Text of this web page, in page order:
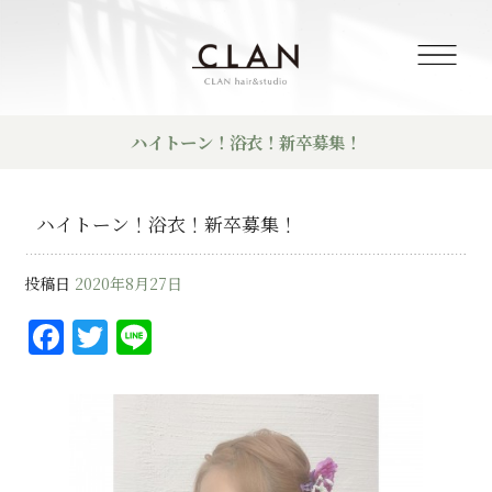
ハイトーン！浴衣！新卒募集！
ハイトーン！浴衣！新卒募集！
投稿日 2020年8月27日
F
a
T
w
it e